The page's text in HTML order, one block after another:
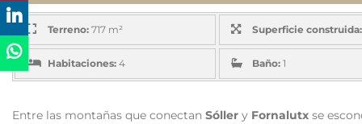
Terreno: 717 m² Superficie construida:
Habitaciones: 4 Baño:1
Entre las montañas que conectan Sóller y Fornalutx se